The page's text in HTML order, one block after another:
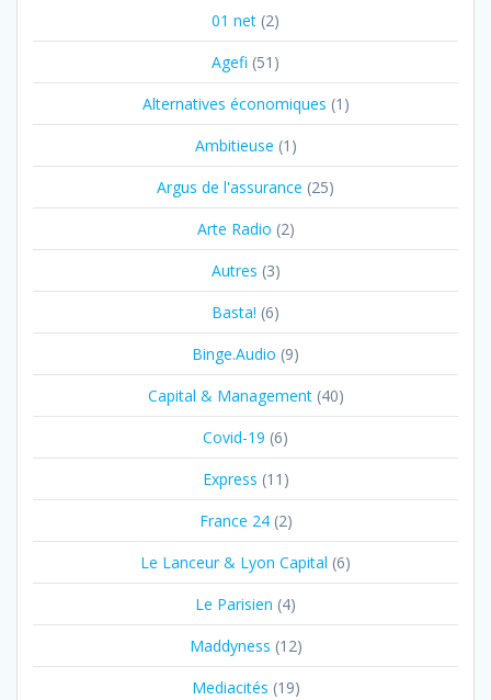
01 net (2)
Agefi (51)
Alternatives économiques (1)
Ambitieuse (1)
Argus de l'assurance (25)
Arte Radio (2)
Autres (3)
Basta! (6)
Binge.Audio (9)
Capital & Management(40)
Covid-19 (6)
Express (11)
France 24(2)
Le Lanceur & Lyon Capital (6)
Le Parisien (4)
Maddyness (12)
Mediacités (19)